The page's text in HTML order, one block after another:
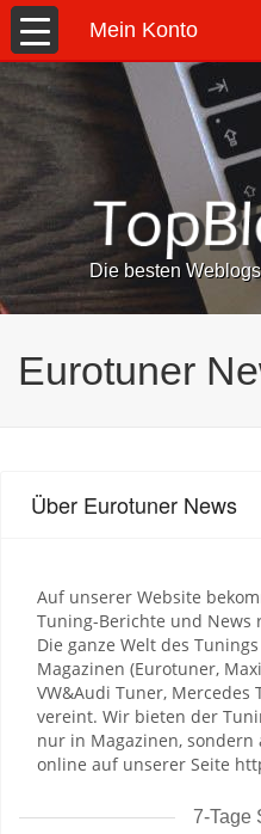
Mein Konto
Die besten
Eurotuner
Über Eurotuner News
Auf unserer Website
Tuning-Berichte und News
Die ganze Welt des
Magazinen (Eurotuner,
VW&Audi Tuner,
vereint. Wir bieten der
nur in Magazinen,
online auf unserer Seite
7-Tage